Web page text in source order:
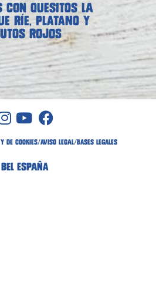
CON QUESITOS LA
RÍE, PLATANO Y
ROJOS
DE COOKIES/AVISO LEGAL/bases legales
BEL ESPAÑA